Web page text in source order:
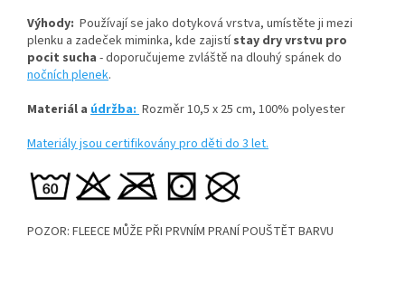
Výhody: Používají se jako dotyková vrstva, umístěte ji mezi
plenku a zadeček miminka, kde zajistístay dry vrstvu pro
pocit sucha - doporučujeme zvláště na dlouhý spánek do
nočních plenek.
Materiál a údržba:Rozměr 10,5 x 25 cm, 100% polyester
Materiály jsou certifikovány pro děti do 3 let.
POZOR: FLEECE MŮŽE PŘI PRVNÍM PRANÍ POUŠTĚT BARVU